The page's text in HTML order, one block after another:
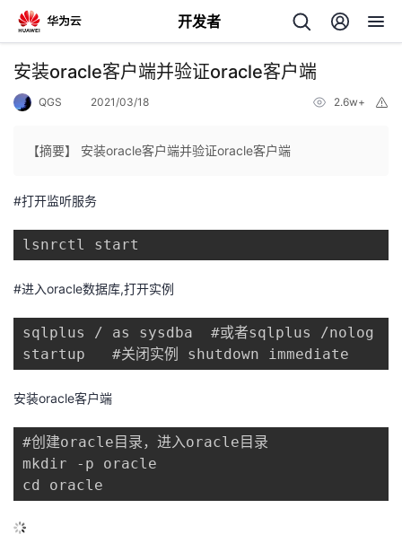
开发者
返
人
页
我
开
发
者
我
我
的
开
发
学
的
Programs
的
持
安装oracle客户端并验证oracle客户端
QGS 2021/03/18 2.6w+
【摘要】 安装oracle客户端并验证oracle客户端
#打开监听服务
lsnrctl start
#进入oracle数据库,打开实例
sqlplus / as sysdba  #或者sqlplus /nolog
startup   #关闭实例 shutdown immediate
安装oracle客户端
#创建oracle目录，进入oracle目录
mkdir -p oracle
cd oracle